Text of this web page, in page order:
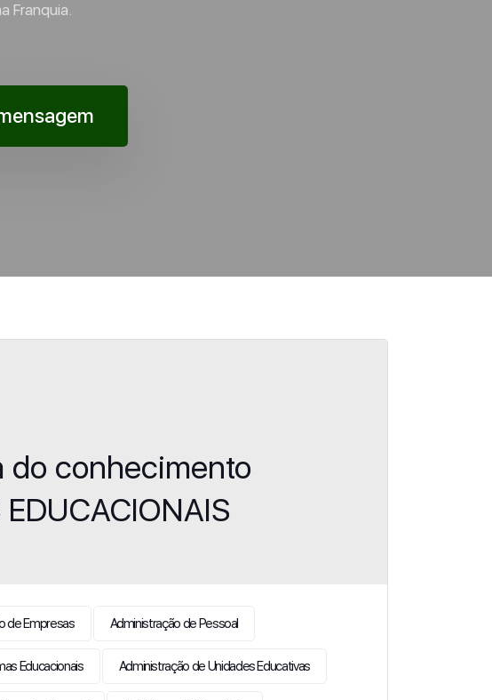
Franquia.
do conhecimento
de Empresas Administração de Pessoal
Educacionais Administração de Unidades Educativas